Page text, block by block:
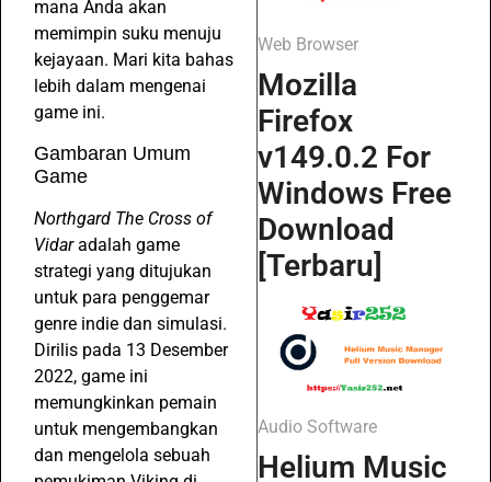
mana Anda akan
memimpin suku menuju
kejayaan. Mari kita bahas
lebih dalam mengenai
game ini.
Gambaran Umum
Game
Northgard The Cross of
Vidaradalah game
strategi yang ditujukan
untuk para penggemar
genre indie dan simulasi.
Dirilis pada 13 Desember
2022, game ini
memungkinkan pemain
untuk mengembangkan
dan mengelola sebuah
Web Browser
Mozilla
Firefox
v149.0.2 For
Windows Free
Download
[Terbaru]
Audio Software
Helium Music